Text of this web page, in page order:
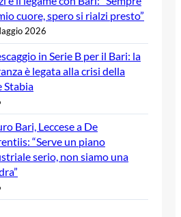
cuore, spero si rialzi presto”
2026
in Serie B per il Bari: la
è legata alla crisi della
Stabia
Bari, Leccese a De
“Serve un piano
serio, non siamo una